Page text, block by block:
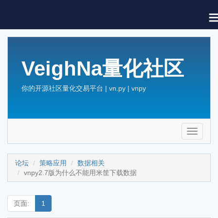
VeighNa量化社区
你的开源社区量化交易平台 | vn.py | vnpy
Toggle
论坛 策略应用
数据相关
vnpy2.7版为什么不能用米筐下载数据
页面: 1